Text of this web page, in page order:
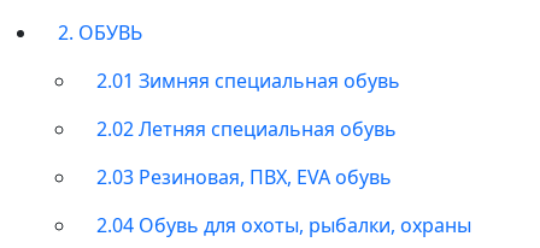
2. ОБУВЬ
2.01 Зимняя специальная обувь
2.02 Летняя специальная обувь
2.03 Резиновая, ПВХ, EVA обувь
2.04 Обувь для охоты, рыбалки, охраны